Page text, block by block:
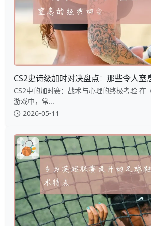
CS2史诗级加时对决盘点：那些令人窒
CS2中的加时赛：战术与心理的终极考验 在
游戏中，常...
2026-05-11